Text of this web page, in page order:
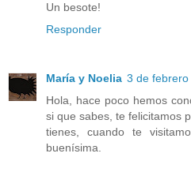
Un besote!
Responder
María y Noelia 3 de
Hola, hace poco hemos
si que sabes, te felicitamos
tienes, cuando te
buenísima.